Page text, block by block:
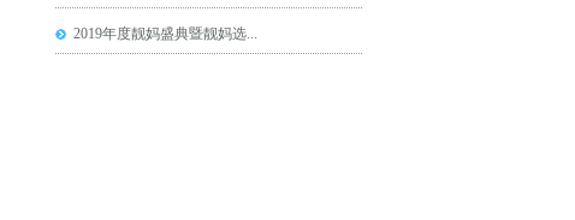
2019年度靓妈盛典暨靓妈选...